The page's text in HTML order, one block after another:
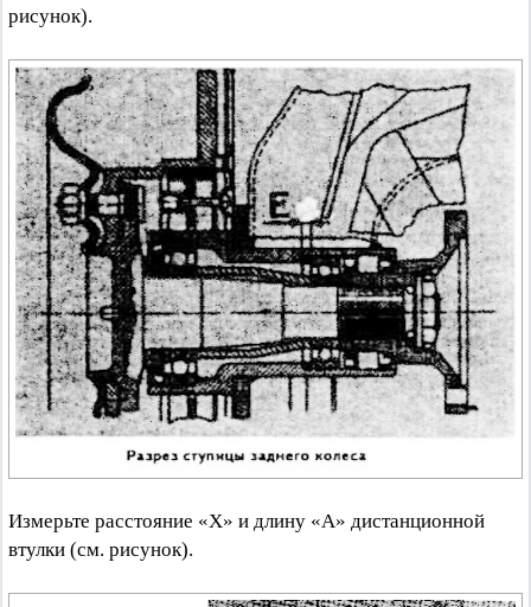
рисунок).
Измерьте расстояние «X» и длину «А» дистанционной
втулки (см. рисунок).